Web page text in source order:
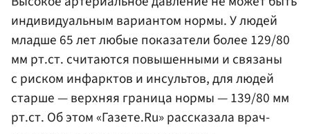
индивидуальным вариантом нормы. У людей
младше 65 лет любые показатели более 129/80
мм рт.ст. считаются повышенными и связаны
с риском инфарктов и инсультов, для людей
старше — верхняя граница нормы — 139/80 мм
рт.ст. Об этом «Газете.Ru» рассказала врач-